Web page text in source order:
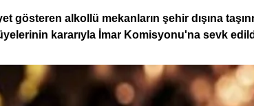
gösteren alkollü mekanların şehir dışına
kararıyla İmar Komisyonu'na sevk